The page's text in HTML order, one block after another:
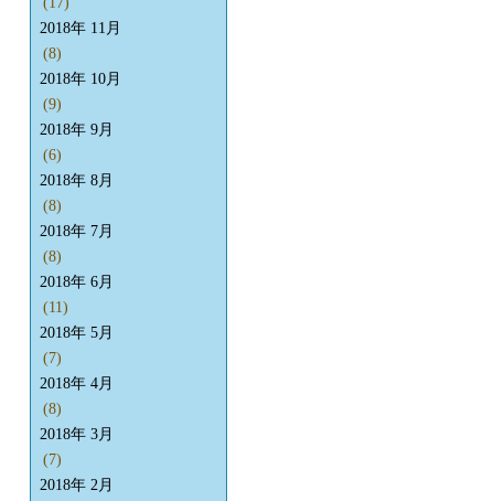
2018年 11月
(8)
2018年 10月
(9)
2018年 9月
(6)
2018年 8月
(8)
2018年 7月
(8)
2018年 6月
(11)
2018年 5月
(7)
2018年 4月
(8)
2018年 3月
(7)
2018年 2月